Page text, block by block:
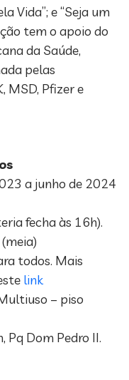
Vida”; e “Seja um
tem o apoio do
da Saúde,
pelas
MSD, Pfizer e
a junho de 2024
fecha às 16h).
todos. Mais
link
– piso
Pq Dom Pedro II.